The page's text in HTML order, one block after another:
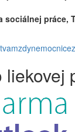
sociálnej práce,
mzdynemocnice